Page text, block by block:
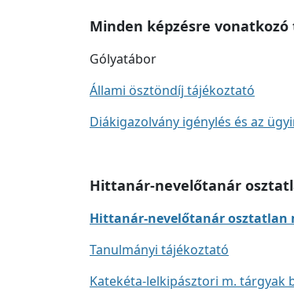
Minden képzésre
Gólyatábor
Állami ösztöndíj tájékoztató
Diákigazolvány igénylés és az
Hittanár-nevelőtanár
Hittanár-nevelőtanár osztatlan
Tanulmányi tájékoztató
Katekéta-lelkipásztori m. tárgyak